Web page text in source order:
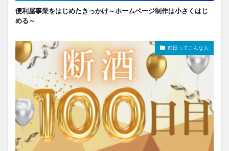
便利屋事業をはじめたきっかけ～ホームページ制作は小さくはじ
める～
前田ってこんな人